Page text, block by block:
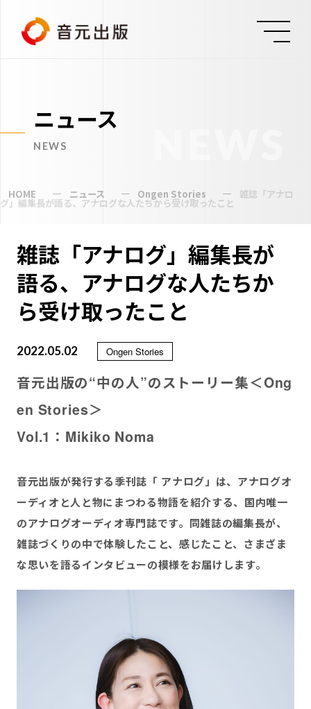
ニュース
NEWS
HOME ニュース Ongen Stories 雑誌「アナロ
グ」編集長が語る、アナログな人たちから受け取ったこと
雑誌「アナログ」編集長が
語る、アナログな人たちか
ら受け取ったこと
2022.05.02 Ongen Stories
音元出版の“中の人”のストーリー集＜Ong
en Stories＞
Vol.1：Mikiko Noma
音元出版が発行する季刊誌「 アナログ」は、アナログオ
ーディオと人と物にまつわる物語を紹介する、国内唯一
のアナログオーディオ専門誌です。同雑誌の編集長が、
雑誌づくりの中で体験したこと、感じたこと、さまざま
な思いを語るインタビューの模様をお届けします。